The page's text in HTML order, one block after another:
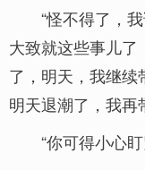
“怪不得了，
大致就这些事儿了
了，明天，我继续
明天退潮了，我再
“你可得小心